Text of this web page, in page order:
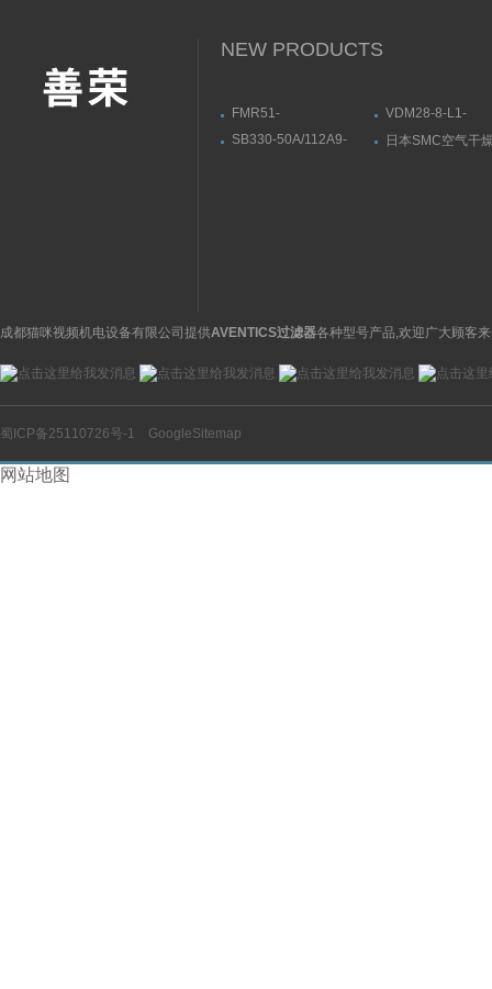
NEW PRODUCTS
FMR51-
德国E+H雷达液位计
VDM28-8-L1-
福测距传感器
SB330-50A/112A9-
日本SMC空气干
成都猫咪视频机电设备有限公司提供AVENTICS过滤器各种型号产品,欢迎广大顾客
蜀ICP备25110726号-1 GoogleSitemap
网站地图